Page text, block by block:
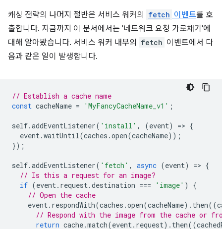
캐싱 전략의 나머지 절반은 서비스 워커의 fetch 이벤트를 호
출합니다. 지금까지 이 문서에서는 '네트워크 요청 가로채기'에
대해 알아봤습니다. 서비스 워커 내부의
fetch 이벤트에서 다
음과 같은 일이 발생합니다.
// Establish a cache name
const cacheName = 'MyFancyCacheName_v1' ;
self.addEventListener( 'install' , (event) => {
event.waitUntil(caches .open(cacheName));
});
self.addEventListener( 'fetch' , async (event) => {
// Is this a request for an image?
if (event. request.destination === 'image' )
{
// Open the cache
event. respondWith(caches .open(cacheName). then((
// Respond with the image from the cache or
return cache.match(event. request). then((